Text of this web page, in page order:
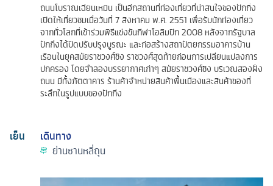
ถนนโบราณเฉียนเหมิน เป็นอีกสถานที่ท่องเที่ยวที่น่าสนใจของปักกิ่ง
เปิดให้เที่ยวชมเมื่อวันที่ 7 สิงหาคม พ.ศ. 2551 เพื่อรับนักท่องเที่ยว
จากทั่วโลกที่เข้าร่วมพิธีแข่งขันกีฬาโอลิมปิก 2008 หลังจากรัฐบาล
ปักกิ่งได้ปิดปรับปรุงบูรณะ และก่อสร้างสถาปัตยกรรมอาคารบ้าน
เรือนในยุคสมัยราชวงศ์ชิง ราชวงศ์สุดท้ายก่อนการเปลี่ยนแปลงการ
ปกครอง โดยจำลองบรรยากาศเก่าๆ สมัยราชวงศ์ชิง บริเวณสองฝั่ง
ถนน มีทั้งภัตตาคาร ร้านค้าจำหน่ายสินค้าพื้นเมืองและสินค้าของที่
ระลึกในรูปแบบของปักกิ่ง
เย็น
เดินทาง
ย่านซานหลี่ถุน